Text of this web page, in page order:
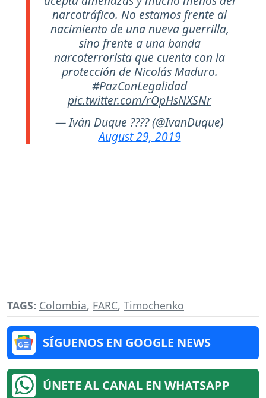
narcotráfico. No estamos frente al
nacimiento de una nueva guerrilla,
sino frente a una banda
narcoterrorista que cuenta con la
protección de Nicolás Maduro.
#PazConLegalidad
pic.twitter.com/rOpHsNXSNr
— Iván Duque ???? (@IvanDuque)
August 29, 2019
TAGS: Colombia, FARC, Timochenko
SÍGUENOS EN GOOGLE NEWS
ÚNETE AL CANAL EN WHATSAPP